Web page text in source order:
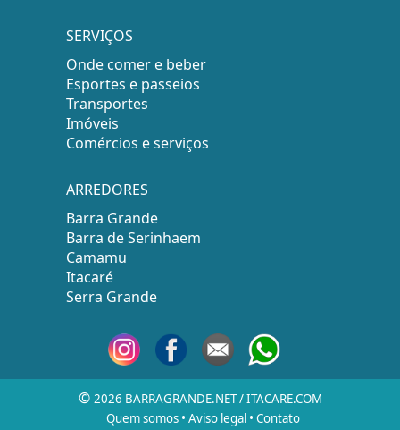
SERVIÇOS
Onde comer e beber
Esportes e passeios
Transportes
Imóveis
Comércios e serviços
ARREDORES
Barra Grande
Barra de Serinhaem
Camamu
Itacaré
Serra Grande
© 2026 BARRAGRANDE.NET / ITACARE.COM
Quem somos• Aviso legal• Contato